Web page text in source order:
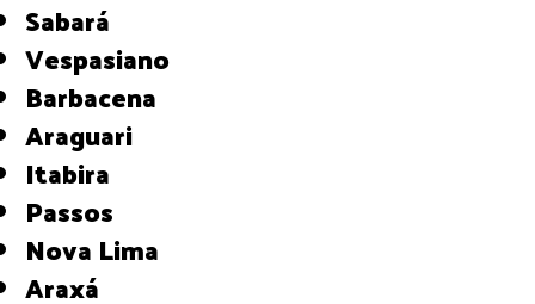
Sabará
Vespasiano
Barbacena
Araguari
Itabira
Passos
Nova Lima
Araxá